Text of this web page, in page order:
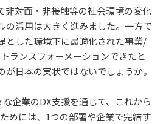
非対面・非接触等の社会環境の変化
の活用は大きく進みました。一方で
とした環境下に最適化された事業/
ランスフォーメーションできたと
日本の実状ではないでしょうか。
企業のDX支援を通じて、これから
めには、1つの部署や企業で完結す